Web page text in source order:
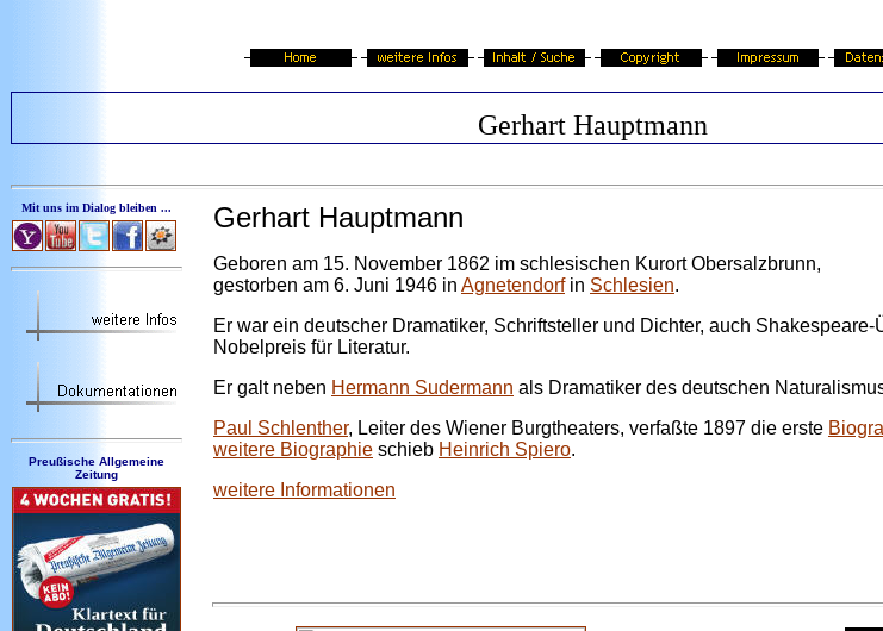
Gerhart Hauptmann
Mit uns im Dialog bleiben ...
Preußische Allgemeine
Zeitung
Gerhart Hauptmann
Geboren am 15. November 1862 im schlesischen Kurort Obersalzbrunn,
gestorben am 6. Juni 1946 in Agnetendorfin Schlesien.
Er war ein deutscher Dramatiker, Schriftsteller und Dichter, auch
Nobelpreis für Literatur.
Er galt neben Hermann Sudermann als Dramatiker des deutschen
Paul Schlenther, Leiter des Wiener Burgtheaters, verfaßte 1897 die erste
weitere Biographie schieb Heinrich Spiero.
weitere Informationen